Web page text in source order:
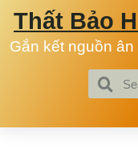
Thất Bảo
Gắn kết nguồn